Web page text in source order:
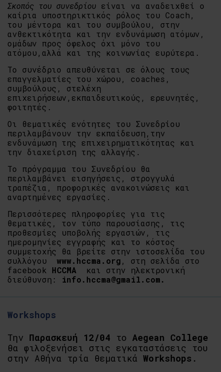
Σκοπός του συνεδρίου είναι να αναδειχθεί ο
καίρια υποστηρικτικός ρόλος του Coach,
του μέντορα και του συμβούλου, στην
ανθεκτικότητα και την ενδυνάμωση ατόμων,
ομάδων προς όφελος όχι μόνο του
ατόμου,αλλά και της κοινωνίας ευρύτερα.
Το συνέδριο απευθύνεται σε όλους τους
επαγγελματίες του χώρου, coaches,
συμβούλους, στελέχη
επιχειρήσεων,εκπαιδευτικούς, ερευνητές,
φοιτητές.
Οι θεματικές ενότητες του Συνεδρίου
περιλαμβάνουν την εκπαίδευση,την
ενδυνάμωση της επιχειρηματικότητας και
την διαχείριση της αλλαγής.
Το πρόγραμμα του Συνεδρίου θα
περιλαμβάνει εισηγήσεις, στρογγυλά
τραπέζια, προφορικές ανακοινώσεις και
αναρτημένες εργασίες.
Περισσότερες πληροφορίες για τις
θεματικές, τον τύπο παρουσίασης, τις
προθεσμίες υποβολής εργασιών, τις
ημερομηνίες εγγραφής και το κόστος
συμμετοχής θα βρείτε στην ιστοσελίδα του
συλλόγου www. hccma . org , στη σελίδα στο
facebook HCCMA και στην ηλεκτρονική
διεύθυνση: info. hccma@gmail. com.
Workshops
Την Παρασκευή 12/04 το Aegean College
θα φιλοξενήσει στις εγκαταστάσεις του
στην Αθήνα τρία θεματικά Workshops .